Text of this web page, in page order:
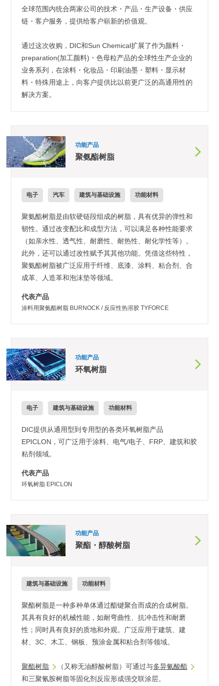
全球范围内统合两家公司的技术・产品・生产设备・供应
链・客户服务，提供给客户崭新的价值观。
通过这次收购，DIC和Sun Chemical扩展了作为颜料・
preparation(加工颜料)・色母粒产品的全球性生产企业的
业务系列，在涂料・化妆品・印刷油墨・塑料・显示材
料・特殊用途上，向客户提供比以前更广泛的高通用性的
解决方案。
功能产品
聚氨酯树脂
电子 汽车 建筑与基础设施 功能材料
聚氨酯树脂是由软硬链段组成的树脂，具有优异的弹性和
韧性。通过改变配比和成型方法，可以满足各种性能要求
（如亲水性、透气性、耐磨性、耐热性、耐化学性等）。
此外，还可以通过改性赋予其其他功能。凭借这些特性，
聚氨酯树脂被广泛应用于纤维、底漆、涂料、粘合剂、合
成革、人造革和泡沫垫等领域。
代表产品
涂料用聚氨酯树脂 BURNOCK / 反应性热溶胶 TYFORCE
功能产品
环氧树脂
电子 建筑与基础设施 功能材料
DIC提供从通用型到专用型的各类环氧树脂产品
EPICLON，可广泛用于涂料、电气/电子、FRP、建筑和胶
粘剂领域。
代表产品
环氧树脂 EPICLON
功能产品
聚酯・醇酸树脂
建筑与基础设施 功能材料
聚酯树脂是一种多种单体通过酯键聚合而成的合成树脂。
其具有良好的机械性能，如耐弯曲性、抗冲击性和耐磨
性；同时具有良好的质地和外观。广泛应用于建筑、建
材、3C、木工、钢板、预涂金属和粘合剂等领域。
聚酯树脂 （又称无油醇酸树脂）可通过与多异氰酸酯
和三聚氰胺树脂等固化剂反应形成强交联涂层。